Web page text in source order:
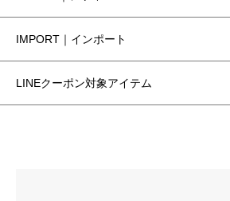
IMPORT｜インポート
LINEクーポン対象アイテム